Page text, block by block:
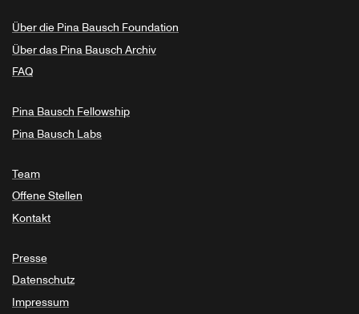
Über die Pina Bausch Foundation
Über das Pina Bausch Archiv
FAQ
Pina Bausch Fellowship
Pina Bausch Labs
Team
Offene Stellen
Kontakt
Presse
Datenschutz
Impressum